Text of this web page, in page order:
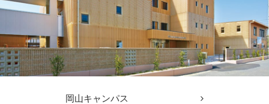
岡山キャンパス